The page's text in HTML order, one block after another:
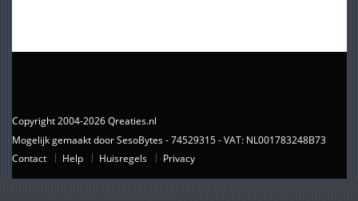
Copyright 2004-2026 Qreaties.nl
Mogelijk gemaakt door SesoBytes - 74529315 - VAT: NL001783248B73
Contact
Help Huisregels Privacy